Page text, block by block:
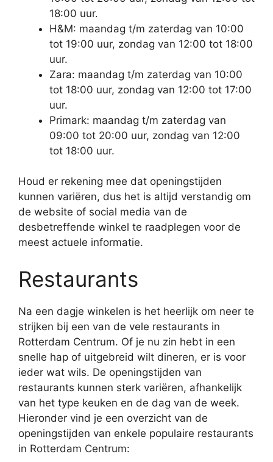
18:00 uur.
H&M: maandag t/m zaterdag van 10:00
tot 19:00 uur, zondag van 12:00 tot 18:00
uur.
Zara: maandag t/m zaterdag van 10:00
tot 18:00 uur, zondag van 12:00 tot 17:00
uur.
Primark: maandag t/m zaterdag van
09:00 tot 20:00 uur, zondag van 12:00
tot 18:00 uur.
Houd er rekening mee dat openingstijden
kunnen variëren, dus het is altijd verstandig om
de website of social media van de
desbetreffende winkel te raadplegen voor de
meest actuele informatie.
Restaurants
Na een dagje winkelen is het heerlijk om neer te
strijken bij een van de vele restaurants in
Rotterdam Centrum. Of je nu zin hebt in een
snelle hap of uitgebreid wilt dineren, er is voor
ieder wat wils. De openingstijden van
restaurants kunnen sterk variëren, afhankelijk
van het type keuken en de dag van de week.
Hieronder vind je een overzicht van de
openingstijden van enkele populaire restaurants
in Rotterdam Centrum: